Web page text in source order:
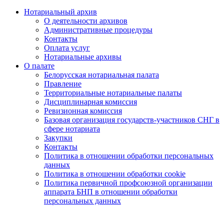
Нотариальный архив
О деятельности архивов
Административные процедуры
Контакты
Оплата услуг
Нотариальные архивы
О палате
Белорусская нотариальная палата
Правление
Территориальные нотариальные палаты
Дисциплинарная комиссия
Ревизионная комиссия
Базовая организация государств-участников СНГ в
сфере нотариата
Закупки
Контакты
Политика в отношении обработки персональных
данных
Политика в отношении обработки cookie
Политика первичной профсоюзной организации
аппарата БНП в отношении обработки
персональных данных